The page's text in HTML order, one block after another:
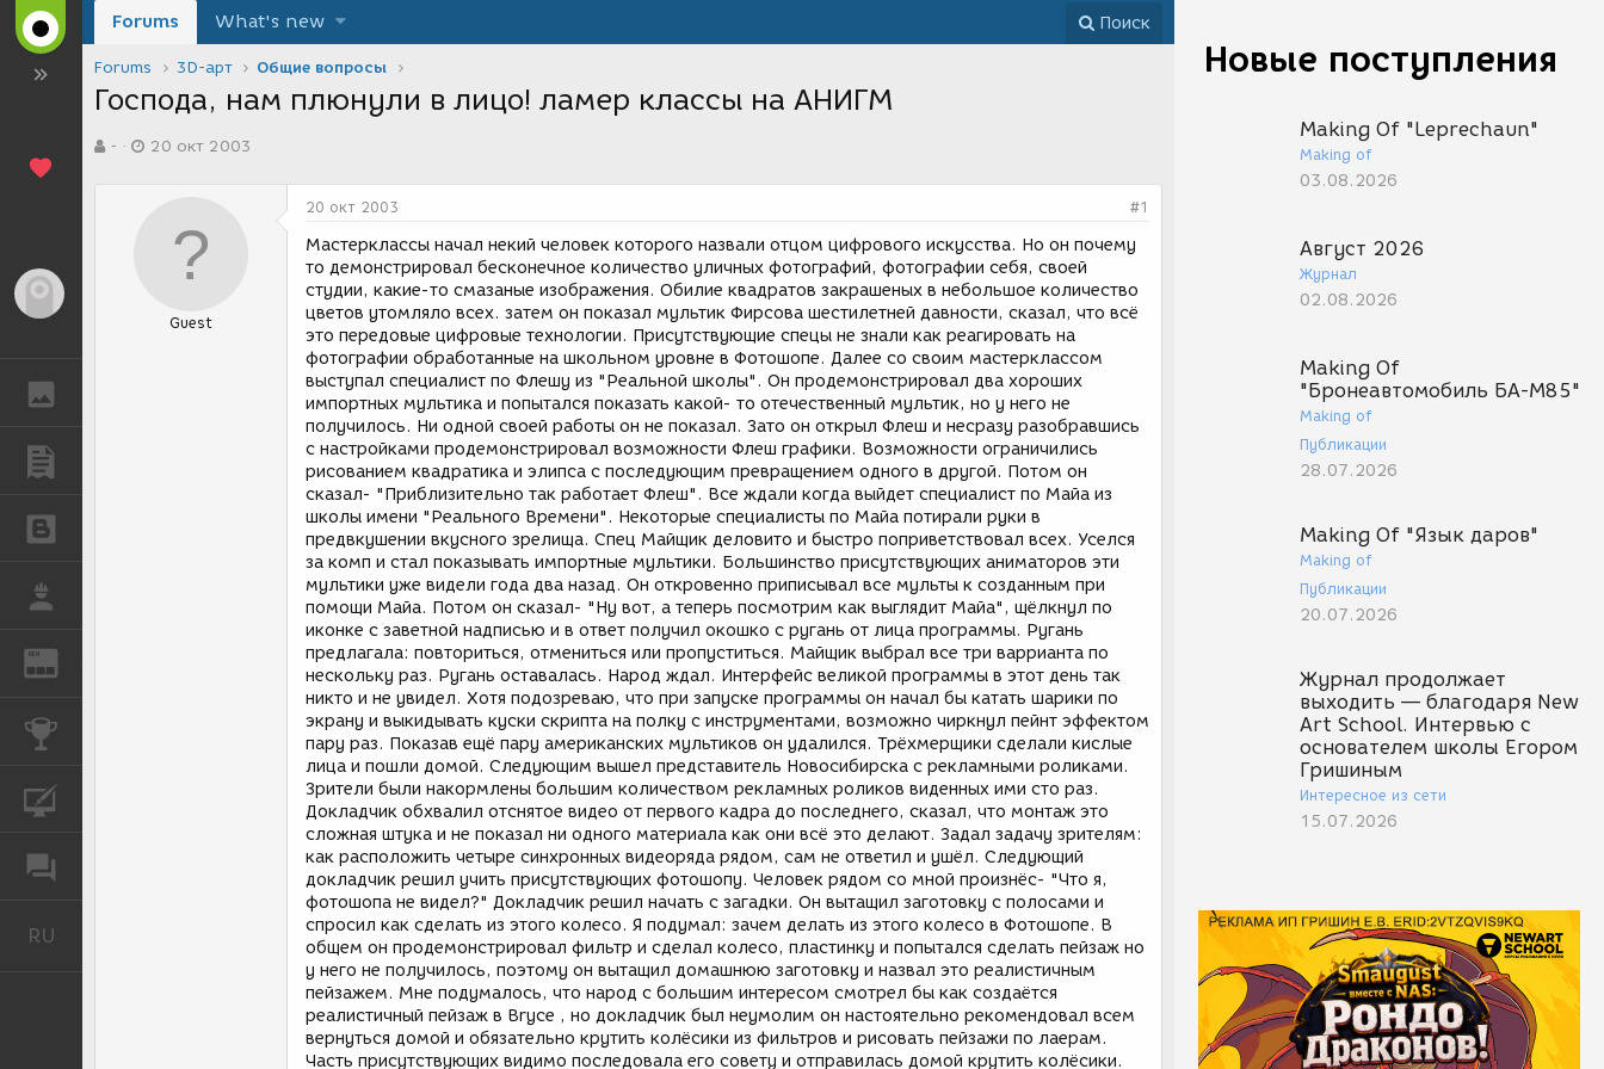
REN
RU
Новые поступления
Making Of "Leprechaun"
Making of
03.08.2026
Август 2026
Журнал
02.08.2026
Making Of
"Бронеавтомобиль БА-М85"
Making of
Публикации
28.07.2026
Making Of "Язык даров"
Making of
Публикации
20.07.2026
Журнал продолжает
выходить — благодаря New
Art School. Интервью с
основателем школы Егором
Гришиным
Интересное из сети
15.07.2026
Forums What's new Поиск
Forums 3D-арт Общие вопросы
Господа, нам плюнули в лицо! ламер классы на АНИГМ
в-
а
20 окт 2003
Guest
20 окт 2003 #1
Мастерклассы начал некий человек которого назвали отцом цифрового искусства. Но он почему
то демонстрировал бесконечное количество уличных фотографий, фотографии себя, своей
студии, какие-то смазаные изображения. Обилие квадратов закрашеных в небольшое количество
цветов утомляло всех. затем он показал мультик Фирсова шестилетней давности, сказал, что всё
это передовые цифровые технологии. Присутствующие спецы не знали как реагировать на
фотографии обработанные на школьном уровне в Фотошопе. Далее со своим мастерклассом
выступал специалист по Флешу из "Реальной школы". Он продемонстрировал два хороших
импортных мультика и попытался показать какой- то отечественный мультик, но у него не
получилось. Ни одной своей работы он не показал. Зато он открыл Флеш и несразу разобравшись
с настройками продемонстрировал возможности Флеш графики. Возможности ограничились
рисованием квадратика и элипса с последующим превращением одного в другой. Потом он
сказал- "Приблизительно так работает Флеш". Все ждали когда выйдет специалист по Майа из
школы имени "Реального Времени". Некоторые специалисты по Майа потирали руки в
предвкушении вкусного зрелища. Спец Майщик деловито и быстро поприветствовал всех. Уселся
за комп и стал показывать импортные мультики. Большинство присутствующих аниматоров эти
мультики уже видели года два назад. Он откровенно приписывал все мульты к созданным при
помощи Майа. Потом он сказал- "Ну вот, а теперь посмотрим как выглядит Майа", щёлкнул по
иконке с заветной надписью и в ответ получил окошко с ругань от лица программы. Ругань
предлагала: повториться, отмениться или пропуститься. Майщик выбрал все три варрианта по
нескольку раз. Ругань оставалась. Народ ждал. Интерфейс великой программы в этот день так
никто и не увидел. Хотя подозреваю, что при запуске программы он начал бы катать шарики по
экрану и выкидывать куски скрипта на полку с инструментами, возможно чиркнул пейнт эффектом
пару раз. Показав ещё пару американских мультиков он удалился. Трёхмерщики сделали кислые
лица и пошли домой. Следующим вышел представитель Новосибирска с рекламными роликами.
Зрители были накормлены большим количеством рекламных роликов виденных ими сто раз.
Докладчик обхвалил отснятое видео от первого кадра до последнего, сказал, что монтаж это
сложная штука и не показал ни одного материала как они всё это делают. Задал задачу зрителям:
как расположить четыре синхронных видеоряда рядом, сам не ответил и ушёл. Следующий
докладчик решил учить присутствующих фотошопу. Человек рядом со мной произнёс- "Что я,
фотошопа не видел?" Докладчик решил начать с загадки. Он вытащил заготовку с полосами и
спросил как сделать из этого колесо. Я подумал: зачем делать из этого колесо в Фотошопе. В
общем он продемонстрировал фильтр и сделал колесо, пластинку и попытался сделать пейзаж но
у него не получилось, поэтому он вытащил домашнюю заготовку и назвал это реалистичным
пейзажем. Мне подумалось, что народ с большим интересом смотрел бы как создаётся
реалистичный пейзаж в Bryce , но докладчик был неумолим он настоятельно рекомендовал всем
вернуться домой и обязательно крутить колёсики из фильтров и рисовать пейзажи по лаерам.
Часть присутствующих видимо последовала его совету и отправилась домой крутить колёсики.